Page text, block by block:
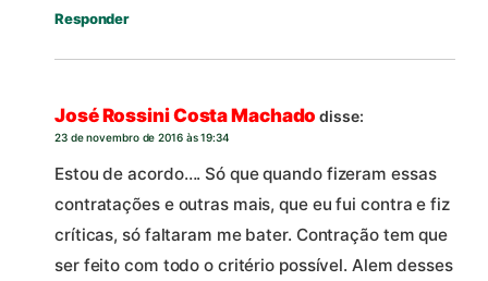
Responder
José Rossini Costa Machado disse:
23 de novembro de 2016 às 19:34
Estou de acordo…. Só que quando fizeram essas
contratações e outras mais, que eu fui contra e fiz
críticas, só faltaram me bater. Contração tem que
ser feito com todo o critério possível. Alem desses